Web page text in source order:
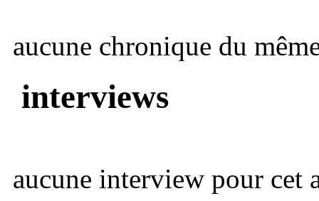
aucune chronique du
interviews
aucune interview pour cet